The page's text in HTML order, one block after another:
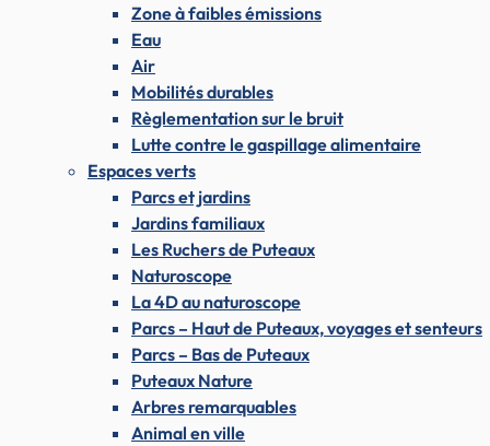
Zone à faibles émissions
Eau
Air
Mobilités durables
Règlementation sur le bruit
Lutte contre le gaspillage alimentaire
Espaces verts
Parcs et jardins
Jardins familiaux
Les Ruchers de Puteaux
Naturoscope
La 4D au naturoscope
Parcs – Haut de Puteaux, voyages et senteurs
Parcs – Bas de Puteaux
Puteaux Nature
Arbres remarquables
Animal en ville